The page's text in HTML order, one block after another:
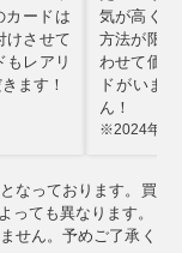
￥38,000
￥34,000
217/187 SAR
旧2
￥30,000
メガダークライex M5
118/081 MUR
カードは
けさせて
もレアリ
ます！
気が高く
方法が限
わせて価
ドがいま
ん！
※2024年8
なっております。買
っても異なります。
せん。予めご了承く